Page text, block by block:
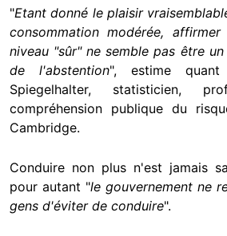
"Etant donné le plaisir
consommation modérée,
niveau "sûr" ne semble pas être
de l'abstention", estime
Spiegelhalter, statisticien,
compréhension publique du
Cambridge.
Conduire non plus n'est jamais
pour autant "le gouvernement ne
gens d'éviter de conduire".